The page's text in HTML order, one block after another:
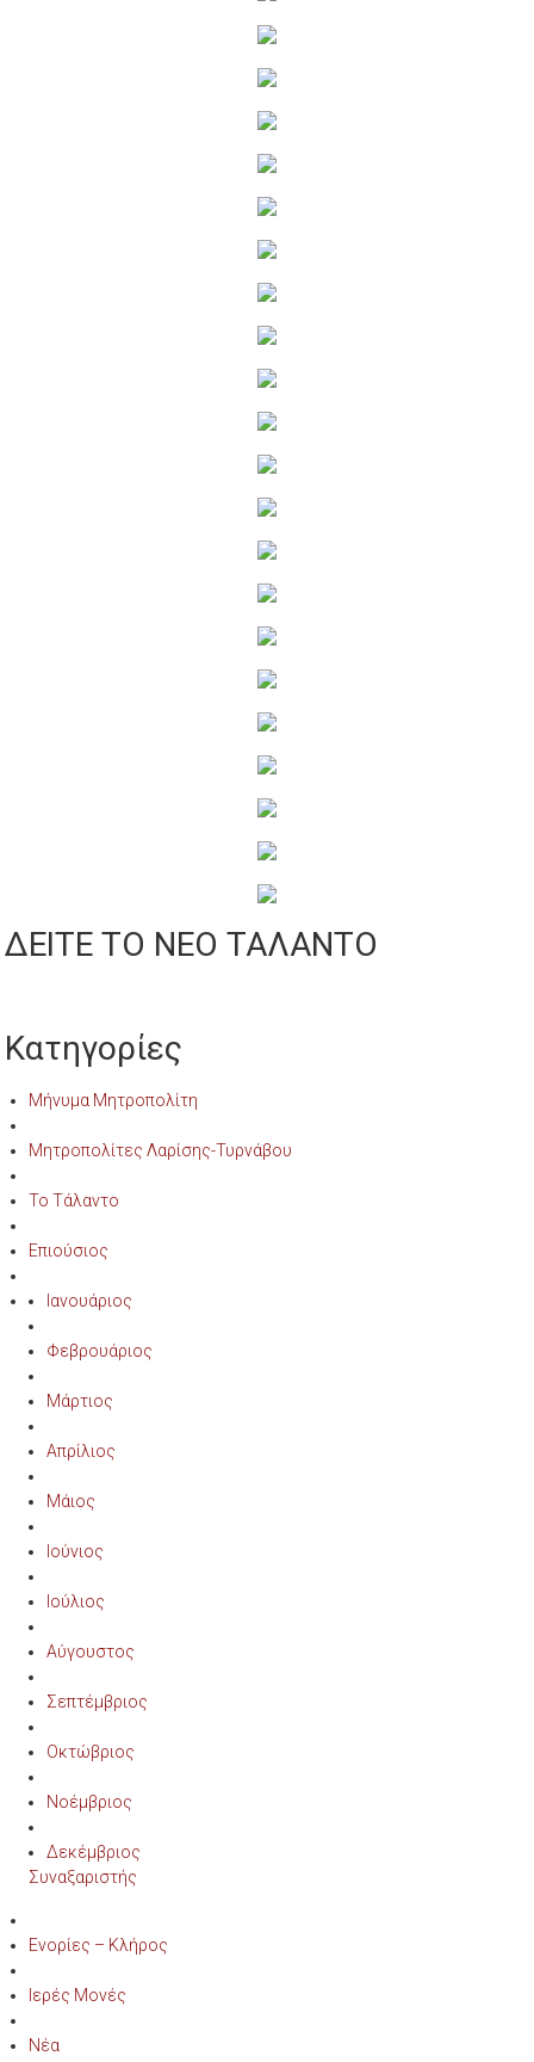
ΔΕΙΤΕ ΤΟ ΝΕΟ ΤΑΛΑΝΤΟ
Κατηγορίες
Μήνυμα Μητροπολίτη
Μητροπολίτες Λαρίσης-Τυρνάβου
Το Τάλαντο
Επιούσιος
Ιανουάριος
Φεβρουάριος
Μάρτιος
Απρίλιος
Μάιος
Ιούνιος
Ιούλιος
Αύγουστος
Σεπτέμβριος
Οκτώβριος
Νοέμβριος
Δεκέμβριος
Συναξαριστής
Ενορίες – Κλήρος
Ιερές Μονές
Νέα